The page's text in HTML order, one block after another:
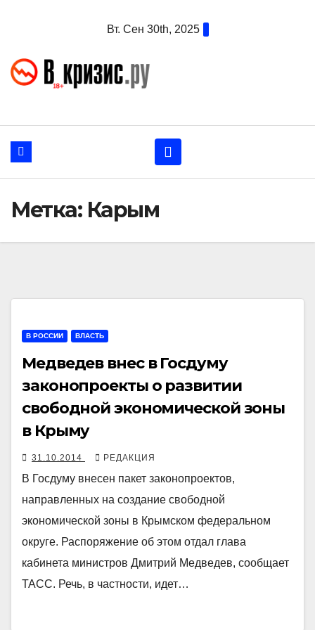
Вт. Сен 30th, 2025
Метка: Карым
В РОССИИ ВЛАСТЬ
Медведев внес в Госдуму
законопроекты о развитии
свободной экономической зоны
в Крыму
31.10.2014 РЕДАКЦИЯ
В Госдуму внесен пакет законопроектов,
направленных на создание свободной
экономической зоны в Крымском федеральном
округе. Распоряжение об этом отдал глава
кабинета министров Дмитрий Медведев, сообщает
ТАСС. Речь, в частности, идет…